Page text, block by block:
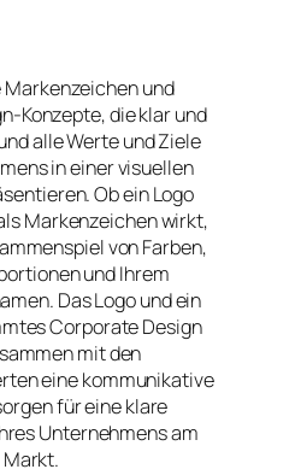
und
Konzepte, die klar und
alle Werte und Ziele
in einer visuellen
Ob ein Logo
Markenzeichen wirkt,
von Farben,
und Ihrem
Das Logo und ein
Corporate Design
mit den
eine kommunikative
für eine klare
Unternehmens am
Markt.